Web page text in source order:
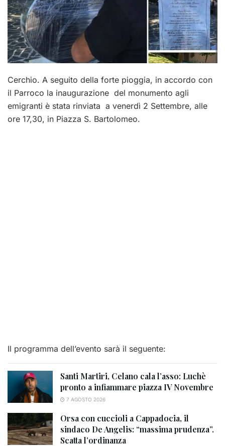
Cerchio. A seguito della forte pioggia, in accordo con
il Parroco la inaugurazione del monumento agli
emigranti è stata rinviata a venerdì 2 Settembre, alle
ore 17,30, in Piazza S. Bartolomeo.
Il programma dell’evento sarà il seguente:
Santi Martiri, Celano cala l’asso: Luchè
pronto a infiammare piazza IV Novembre
7 AGOSTO 2026
Orsa con cuccioli a Cappadocia, il
sindaco De Angelis: “massima prudenza”.
Scatta l’ordinanza